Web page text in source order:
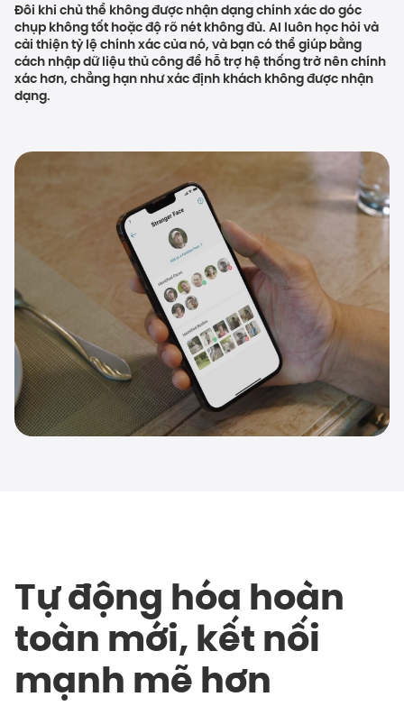
Đôi khi chủ thể không được nhận dạng chính xác do góc
chụp không tốt hoặc độ rõ nét không đủ. AI luôn học hỏi và
cải thiện tỷ lệ chính xác của nó, và bạn có thể giúp bằng
cách nhập dữ liệu thủ công để hỗ trợ hệ thống trở nên chính
xác hơn, chẳng hạn như xác định khách không được nhận
dạng.
Tự động hóa hoàn
toàn mới, kết nối
mạnh mẽ hơn